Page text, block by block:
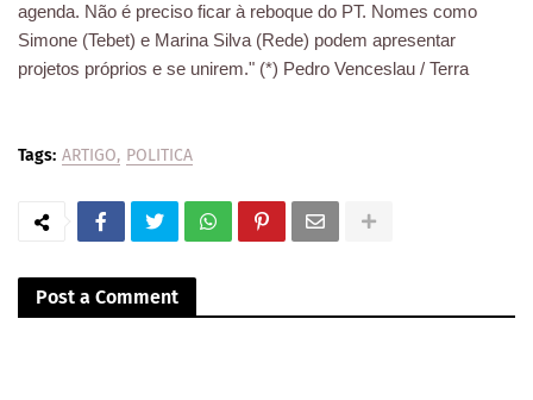
agenda. Não é preciso ficar à reboque do PT. Nomes como
Simone (Tebet) e Marina Silva (Rede) podem apresentar
projetos próprios e se unirem." (*) Pedro Venceslau / Terra
Tags: ARTIGO POLITICA
Post a Comment